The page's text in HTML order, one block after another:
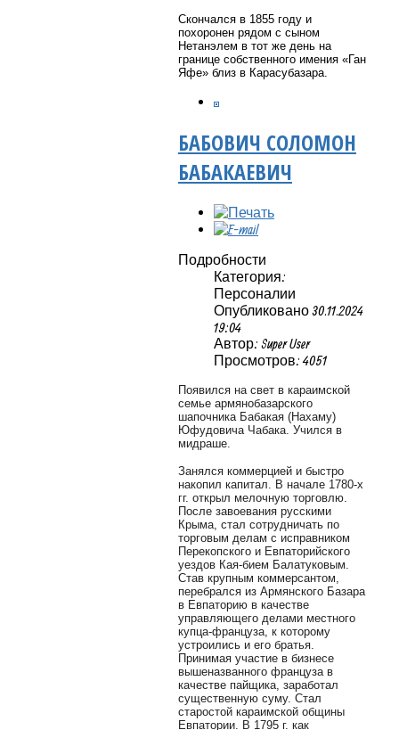
Скончался в 1855 году и
похоронен рядом с сыном
Нетанэлем в тот же день на
границе собственного имения «Ган
Яфе» близ в Карасубазара.
БАБОВИЧ СОЛОМОН
БАБАКАЕВИЧ
Подробности
Категория:
Персоналии
Опубликовано 30.11.2024
19:04
Автор: Super User
Просмотров: 4051
Появился на свет в караимской
семье армянобазарского
шапочника Бабакая (Нахаму)
Юфудовича Чабака. Учился в
мидраше.
Занялся коммерцией и быстро
накопил капитал. В начале 1780-х
гг. открыл мелочную торговлю.
После завоевания русскими
Крыма, стал сотрудничать по
торговым делам с исправником
Перекопского и Евпаторийского
уездов Кая-бием Балатуковым.
Став крупным коммерсантом,
перебрался из Армянского Базара
в Евпаторию в качестве
управляющего делами местного
купца-француза, к которому
устроились и его братья.
Принимая участие в бизнесе
вышеназванного француза в
качестве пайщика, заработал
существенную суму. Стал
старостой караимской общины
Евпатории. В 1795 г. как